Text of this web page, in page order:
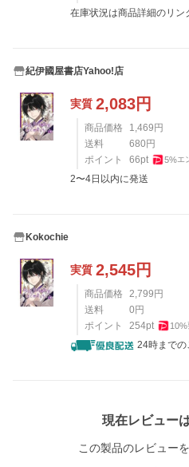
在庫状況は商品詳細のリン
紀伊國屋書店Yahoo!店
実質 2,083円
商品価格 1,469円
送料
680円
ポイント
66pt 5%エ
2〜4日以内に発送
Kokochie
実質 2,545円
商品価格 2,799円
送料
0円
ポイント
254pt 10%
24時までの
現在レビュー
この製品のレビュー